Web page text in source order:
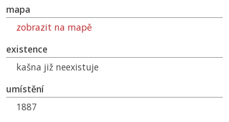
mapa
zobrazit na mapě
existence
kašna již neexistuje
umístění
1887